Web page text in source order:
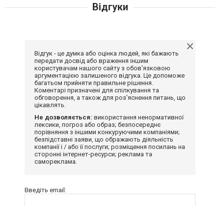
Відгуки
Відгук - це думка або оцінка людей, які бажають
передати досвід або враження іншим
користувачам нашого сайту з обов'язковою
аргументацією залишеного відгука. Це допоможе
багатьом прийняти правильне рішення.
Коментарі призначені для спілкування та
обговорення, а також для роз'яснення питань, що
цікавлять.
Не дозволяється: використання ненормативної
лексики, погроз або образ; безпосереднє
порівняння з іншими конкуруючими компаніями;
безпідставні заяви, що ображають діяльність
компанії і / або її послуги; розміщення посилань на
сторонні інтернет-ресурси; реклама та
самореклама.
Введіть email: